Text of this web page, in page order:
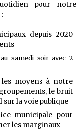
pour notre
:
depuis 2020
samedi soir avec 2
moyens à notre
le bruit
sur la voie publique
municipale pour
les marginaux